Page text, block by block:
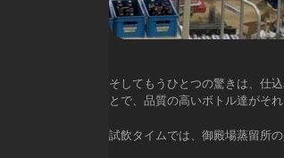
そしてもうひとつの驚きは、仕
とで、品質の高いボトル達がそ
試飲タイムでは、御殿場蒸留所